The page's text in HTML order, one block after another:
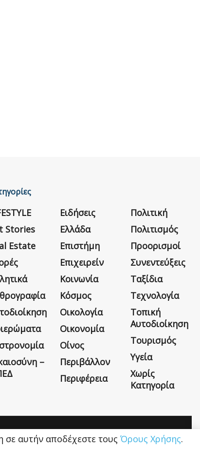
Stories
Estate
–
Ειδήσεις
Ελλάδα
Επιστήμη
Επιχειρείν
Κοινωνία
Κόσμος
Οικολογία
Οικονομία
Οίνος
Περιβάλλον
Περιφέρεια
Πολιτική
Πολιτισμός
Προορισμοί
Συνεντεύξεις
Ταξίδια
Τεχνολογία
Τοπική
Αυτοδιοίκηση
Τουρισμός
Υγεία
Χωρίς
Κατηγορία
Η εταιρεία Όροι Χρήσης Επικοινωνία
σε αυτήν αποδέχεστε τους Όρους Χρήσης.